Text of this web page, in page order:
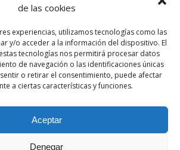
de las cookies
experiencias, utilizamos tecnologías como las
y/o acceder a la información del dispositivo. El
tecnologías nos permitirá procesar datos
de navegación o las identificaciones únicas
o retirar el consentimiento, puede afectar
a ciertas características y funciones.
Aceptar
Denegar
SIMCA
INICIO